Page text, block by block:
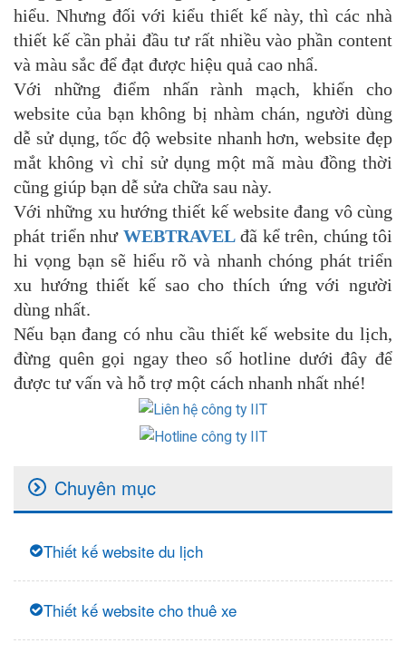
hiểu. Nhưng đối với kiểu thiết kế này, thì các nhà
thiết kế cần phải đầu tư rất nhiều vào phần content
và màu sắc để đạt được hiệu quả cao nhẩ.
Với những điểm nhấn rành mạch, khiến cho
website của bạn không bị nhàm chán, người dùng
dễ sử dụng, tốc độ website nhanh hơn, website đẹp
mắt không vì chỉ sử dụng một mã màu đồng thời
cũng giúp bạn dễ sửa chữa sau này.
Với những xu hướng thiết kế website đang vô cùng
phát triển như WEBTRAVELđã kể trên, chúng tôi
hi vọng bạn sẽ hiểu rõ và nhanh chóng phát triển
xu hướng thiết kế sao cho thích ứng với người
dùng nhất.
Nếu bạn đang có nhu cầu thiết kế website du lịch,
đừng quên gọi ngay theo số hotline dưới đây để
được tư vấn và hỗ trợ một cách nhanh nhất nhé!
Chuyên mục
Thiết kế website du lịch
Thiết kế website cho thuê xe